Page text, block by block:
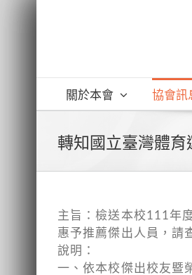
關於本會 協會訊
轉知國立臺灣體育
主旨：檢送本校111年
惠予推薦傑出人員，請
說明：
一、依本校傑出校友暨